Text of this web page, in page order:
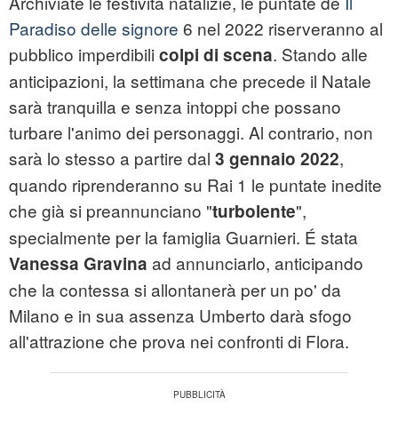
Paradiso delle signore 6 nel 2022 riserveranno al
pubblico imperdibili colpi di scena. Stando alle
anticipazioni, la settimana che precede il Natale
sarà tranquilla e senza intoppi che possano
turbare l'animo dei personaggi. Al contrario, non
sarà lo stesso a partire dal 3 gennaio 2022,
quando riprenderanno su Rai 1 le puntate inedite
che già si preannunciano "turbolente",
specialmente per la famiglia Guarnieri. É stata
Vanessa Gravina ad annunciarlo, anticipando
che la contessa si allontanerà per un po' da
Milano e in sua assenza Umberto darà sfogo
all'attrazione che prova nei confronti di Flora.